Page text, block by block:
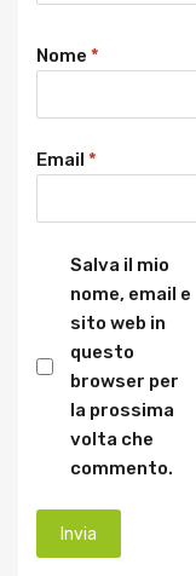
Nome *
Email *
Salva il mio
nome, email e
sito web in
questo
browser per
la prossima
volta che
commento.